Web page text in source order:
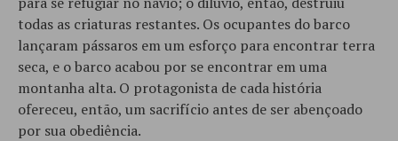
todas as criaturas restantes. Os ocupantes do barco
lançaram pássaros em um esforço para encontrar terra
seca, e o barco acabou por se encontrar em uma
montanha alta. O protagonista de cada história
ofereceu, então, um sacrifício antes de ser abençoado
por sua obediência.